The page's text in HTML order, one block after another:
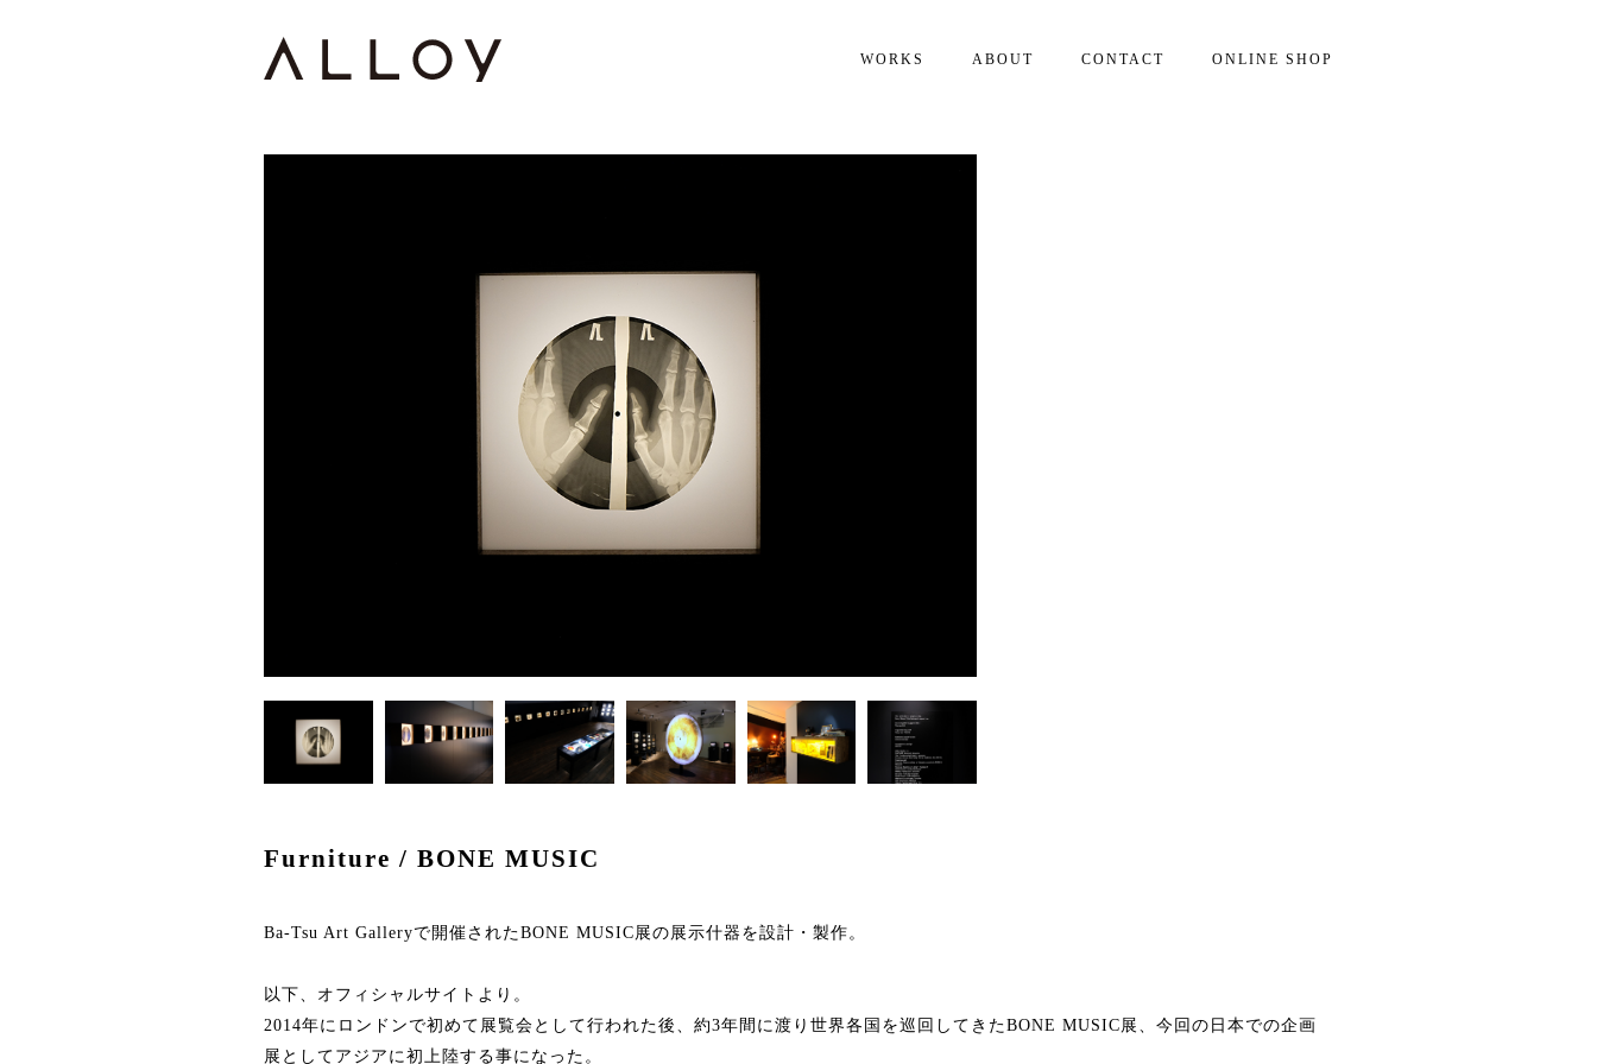
WORKS ABOUT CONTACT ONLINE SHOP
Furniture / BONE MUSIC
Ba-Tsu Art Galleryで開催されたBONE MUSIC展の展示什器を設計・製作。
以下、オフィシャルサイトより。
2014年にロンドンで初めて展覧会として行われた後、約3年間に渡り世界各国を巡回してきたBONE MUSIC展、今回の日本での企画
展としてアジアに初上陸する事になった。